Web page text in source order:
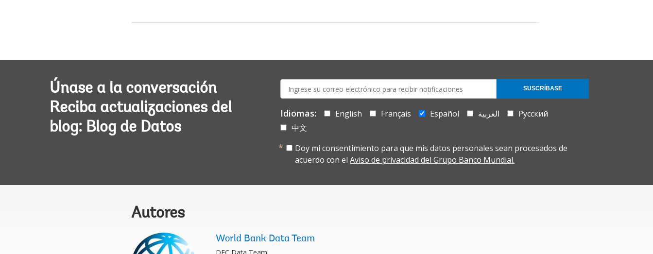
Únase a la conversación
Reciba actualizaciones del
blog: Blog de Datos
mail:
Idiomas: English Français Español العربية
Русский
中文
Doy mi consentimiento para que mis datos personales sean procesados de
acuerdo con el Aviso de privacidad del Grupo Banco Mundial.
SUSCRÍBASE
Autores
World Bank Data Team